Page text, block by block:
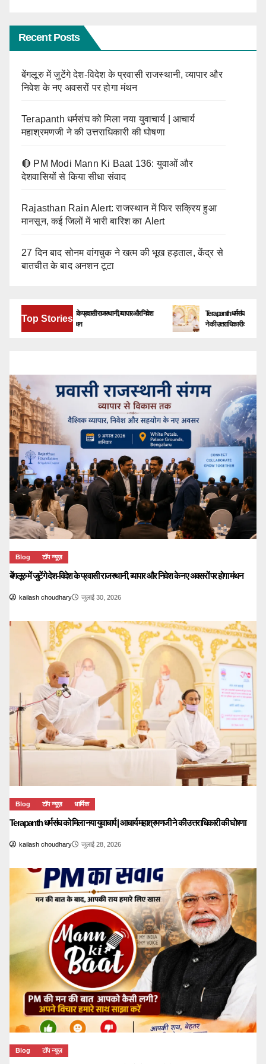
Recent Posts
बेंगलूरु में जुटेंगे देश-विदेश के प्रवासी राजस्थानी, व्यापार और
निवेश के नए अवसरों पर होगा मंथन
Terapanth धर्मसंघ को मिला नया युवाचार्य | आचार्य
महाश्रमणजी ने की उत्तराधिकारी की घोषणा
🔴 PM Modi Mann Ki Baat 136: युवाओं और
देशवासियों से किया सीधा संवाद
Rajasthan Rain Alert: राजस्थान में फिर सक्रिय हुआ
मानसून, कई जिलों में भारी बारिश का Alert
27 दिन बाद सोनम वांगचुक ने खत्म की भूख हड़ताल, केंद्र से
बातचीत के बाद अनशन टूटा
Top Stories
बेंगलूरु में जुटेंगे देश-विदेश के प्रवासी राजस्थानी, व्यापार और निवेश
के नए अवसरों पर होगा मंथन
Terapanth धर्मसंघ को मिला नया
ने की उत्तराधिकारी की घोषणा
Blog टॉप न्यूज़
बेंगलूरु में जुटेंगे देश-विदेश के प्रवासी राजस्थानी, व्यापार और निवेश के नए अवसरों पर होगा मंथन
kailash choudhary जुलाई 30, 2026
Blog टॉप न्यूज़ धार्मिक
Terapanth धर्मसंघ को मिला नया युवाचार्य | आचार्य महाश्रमणजी ने की उत्तराधिकारी की घोषणा
kailash choudhary जुलाई 28, 2026
Blog टॉप न्यूज़